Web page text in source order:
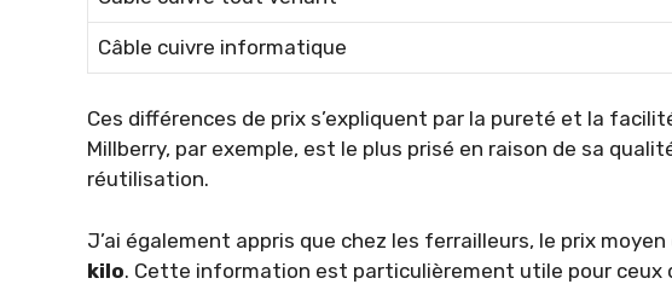
Câble cuivre informatique
Ces différences de prix s’expliquent par la pureté et la
Millberry, par exemple, est le plus prisé en raison de sa
réutilisation.
J’ai également appris que chez les ferrailleurs, le prix
kilo. Cette information est particulièrement utile pour ceux